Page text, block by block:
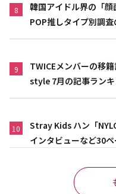
8
韓国アイドル界の「
POP推しタイプ別調
9
TWICEメンバーの移
style 7月の記事ラン
10
Stray Kids ハン「
インタビューなど30